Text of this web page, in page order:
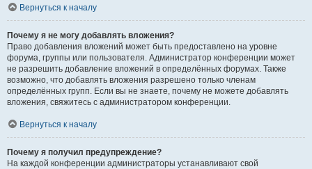
Вернуться к началу
Почему я не могу добавлять вложения?
Право добавления вложений может быть предоставлено на уровне
форума, группы или пользователя. Администратор конференции может
не разрешить добавление вложений в определённых форумах. Также
возможно, что добавлять вложения разрешено только членам
определённых групп. Если вы не знаете, почему не можете добавлять
вложения, свяжитесь с администратором конференции.
Вернуться к началу
Почему я получил предупреждение?
На каждой конференции администраторы устанавливают свой